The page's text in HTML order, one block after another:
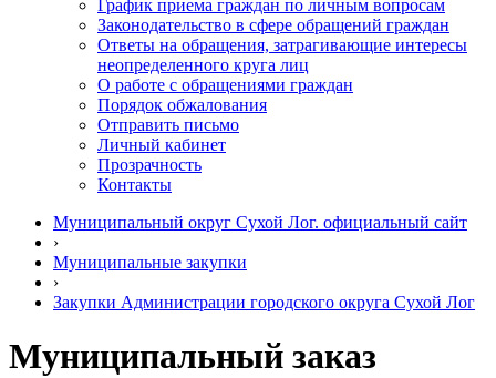
График приема граждан по личным вопросам
Законодательство в сфере обращений граждан
Ответы на обращения, затрагивающие интересы
неопределенного круга лиц
О работе с обращениями граждан
Порядок обжалования
Отправить письмо
Личный кабинет
Прозрачность
Контакты
Муниципальный округ Сухой Лог. официальный сайт
›
Муниципальные закупки
›
Закупки Администрации городского округа Сухой Лог
Муниципальный заказ